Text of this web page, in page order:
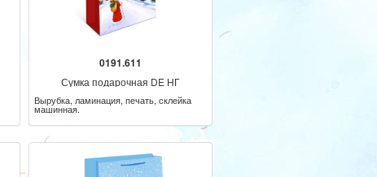
0191.611
Сумка подарочная DE НГ
Вырубка, ламинация, печать, склейка
машинная.